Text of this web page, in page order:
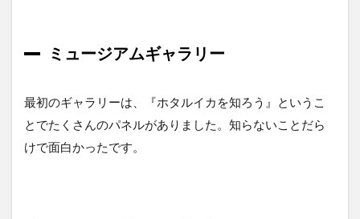
ミュージアムギャラリー
最初のギャラリーは、『ホタルイカを知ろう』というこ
とでたくさんのパネルがありました。知らないことだら
けで面白かったです。